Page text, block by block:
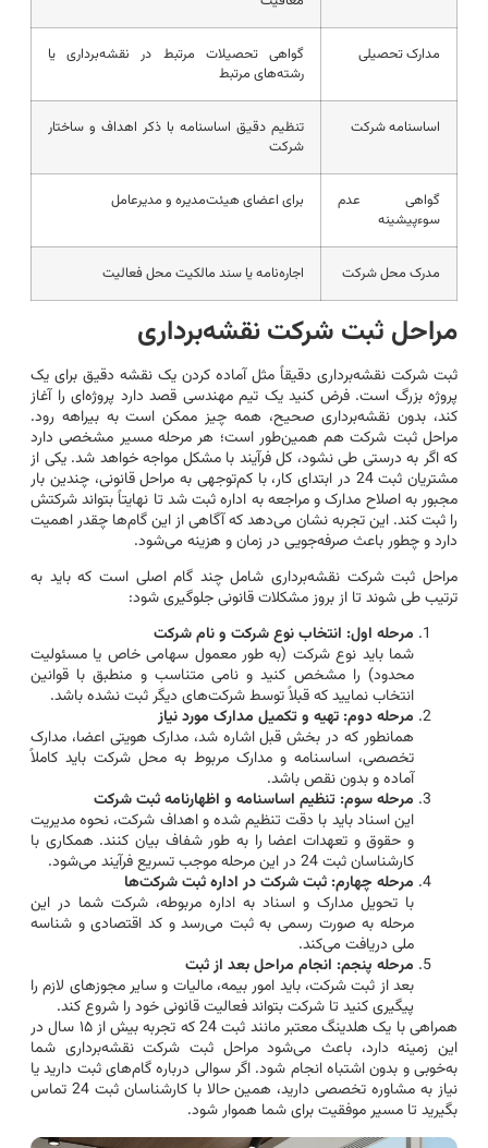
مدارک تحصیلی
گواهی تحصیلات مرتبط در نقشه‌برداری یا
رشته‌های مرتبط
اساسنامه شرکت
تنظیم دقیق اساسنامه با ذکر اهداف و ساختار
شرکت
گواهی عدم
سوءپیشینه
برای اعضای هیئت‌مدیره و مدیرعامل
مدرک محل شرکت اجاره‌نامه یا سند مالکیت محل فعالیت
مراحل ثبت شرکت نقشه‌برداری
ثبت شرکت نقشه‌برداری دقیقاً مثل آماده کردن یک نقشه دقیق برای یک
پروژه بزرگ است. فرض کنید یک تیم مهندسی قصد دارد پروژه‌ای را آغاز
کند، بدون نقشه‌برداری صحیح، همه چیز ممکن است به بیراهه رود.
مراحل ثبت شرکت هم همین‌طور است؛ هر مرحله مسیر مشخصی دارد
که اگر به درستی طی نشود، کل فرآیند با مشکل مواجه خواهد شد. یکی از
مشتریان ثبت 24 در ابتدای کار، با کم‌توجهی به مراحل قانونی، چندین بار
مجبور به اصلاح مدارک و مراجعه به اداره ثبت شد تا نهایتاً بتواند شرکتش
را ثبت کند. این تجربه نشان می‌دهد که آگاهی از این گام‌ها چقدر اهمیت
دارد و چطور باعث صرفه‌جویی در زمان و هزینه می‌شود.
مراحل ثبت شرکت نقشه‌برداری شامل چند گام اصلی است که باید به
ترتیب طی شوند تا از بروز مشکلات قانونی جلوگیری شود:
مرحله اول: انتخاب نوع شرکت و نام شرکت
شما باید نوع شرکت (به طور معمول سهامی خاص یا مسئولیت
محدود) را مشخص کنید و نامی متناسب و منطبق با قوانین
انتخاب نمایید که قبلاً توسط شرکت‌های دیگر ثبت نشده باشد.
مرحله دوم: تهیه و تکمیل مدارک مورد نیاز
همانطور که در بخش قبل اشاره شد، مدارک هویتی اعضا، مدارک
تخصصی، اساسنامه و مدارک مربوط به محل شرکت باید کاملاً
آماده و بدون نقص باشد.
مرحله سوم: تنظیم اساسنامه و اظهارنامه ثبت شرکت
این اسناد باید با دقت تنظیم شده و اهداف شرکت، نحوه مدیریت
و حقوق و تعهدات اعضا را به طور شفاف بیان کنند. همکاری با
کارشناسان ثبت 24 در این مرحله موجب تسریع فرآیند می‌شود.
مرحله چهارم: ثبت شرکت در اداره ثبت شرکت‌ها
با تحویل مدارک و اسناد به اداره مربوطه، شرکت شما در این
مرحله به صورت رسمی به ثبت می‌رسد و کد اقتصادی و شناسه
ملی دریافت می‌کند.
مرحله پنجم: انجام مراحل بعد از ثبت
بعد از ثبت شرکت، باید امور بیمه، مالیات و سایر مجوزهای لازم را
پیگیری کنید تا شرکت بتواند فعالیت قانونی خود را شروع کند.
همراهی با یک هلدینگ معتبر مانند ثبت 24 که تجربه بیش از ۱۵ سال در
این زمینه دارد، باعث می‌شود مراحل ثبت شرکت نقشه‌برداری شما
به‌خوبی و بدون اشتباه انجام شود. اگر سوالی درباره گام‌های ثبت دارید یا
نیاز به مشاوره تخصصی دارید، همین حالا با کارشناسان ثبت 24 تماس
بگیرید تا مسیر موفقیت برای شما هموار شود.